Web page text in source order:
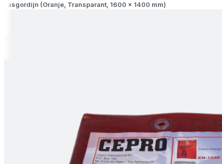
Lasgordijn (Oranje, Transparant, 1600 x 1400 mm)